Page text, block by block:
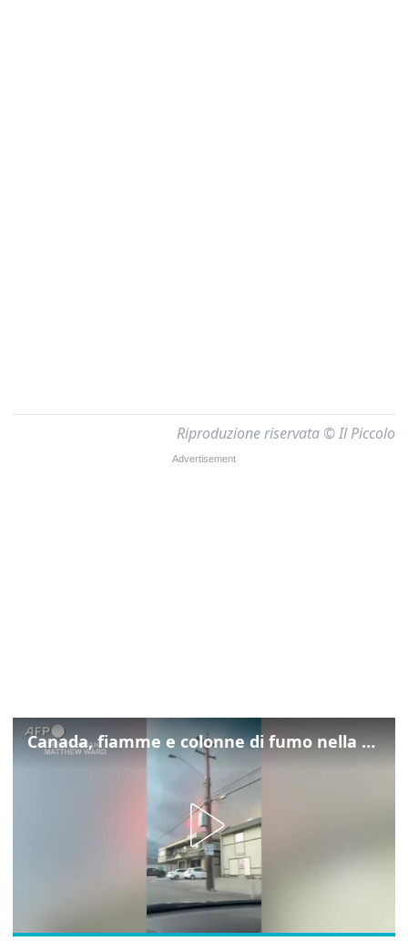
Riproduzione riservata © Il Piccolo
Canada, fiamme e colonne di fumo nella Columbia Britannica